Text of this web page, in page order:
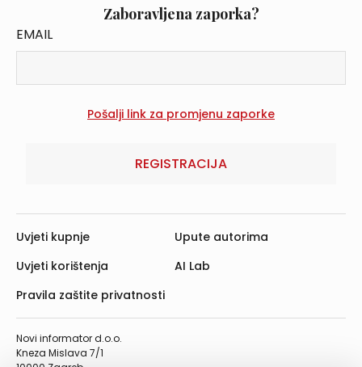
Zaboravljena zaporka?
EMAIL
REGISTRACIJA
Novi informator d.o.o.
Kneza Mislava 7/1
Uvjeti kupnje
Uvjeti korištenja
Pravila zaštite privatnosti
Upute autorima
AI Lab